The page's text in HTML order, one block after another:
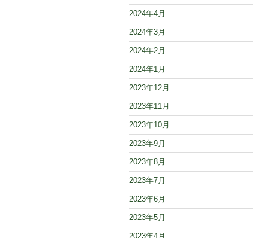
2024年4月
2024年3月
2024年2月
2024年1月
2023年12月
2023年11月
2023年10月
2023年9月
2023年8月
2023年7月
2023年6月
2023年5月
2023年4月